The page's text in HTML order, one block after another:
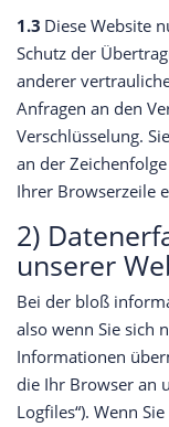
1.3 Diese Website
Schutz der
anderer
Anfragen an den
Verschlüsselung.
an der
Ihrer Browserzeile
2)
unserer
Bei der bloß
also wenn Sie sich
Informationen
die Ihr Browser an
Logfiles“). Wenn